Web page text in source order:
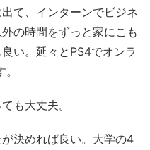
て、インターンでビジネ
の時間をずっと家にこも
い。延々とPS4でオンラ
も大丈夫。
決めれば良い。大学の4